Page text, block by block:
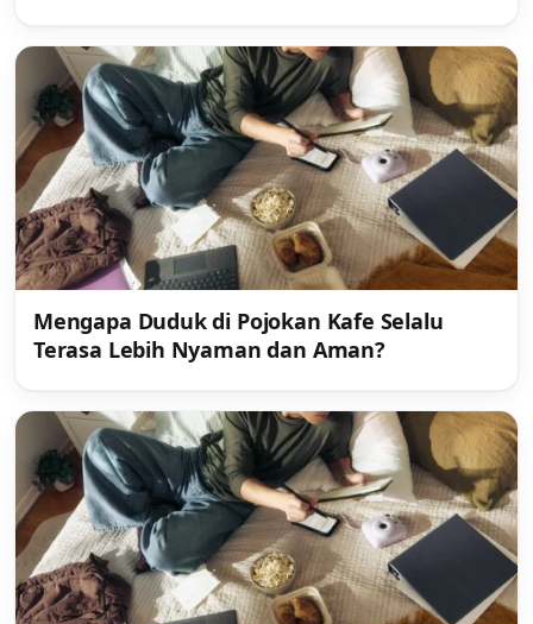
Mengapa Duduk di Pojokan Kafe Selalu
Terasa Lebih Nyaman dan Aman?